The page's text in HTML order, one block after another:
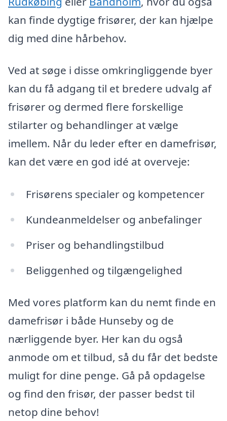
kan finde dygtige frisører, der kan hjælpe
dig med dine hårbehov.
Ved at søge i disse omkringliggende byer
kan du få adgang til et bredere udvalg af
frisører og dermed flere forskellige
stilarter og behandlinger at vælge
imellem. Når du leder efter en damefrisør,
kan det være en god idé at overveje:
Frisørens specialer og kompetencer
Kundeanmeldelser og anbefalinger
Priser og behandlingstilbud
Beliggenhed og tilgængelighed
Med vores platform kan du nemt finde en
damefrisør i både Hunseby og de
nærliggende byer. Her kan du også
anmode om et tilbud, så du får det bedste
muligt for dine penge. Gå på opdagelse
og find den frisør, der passer bedst til
netop dine behov!